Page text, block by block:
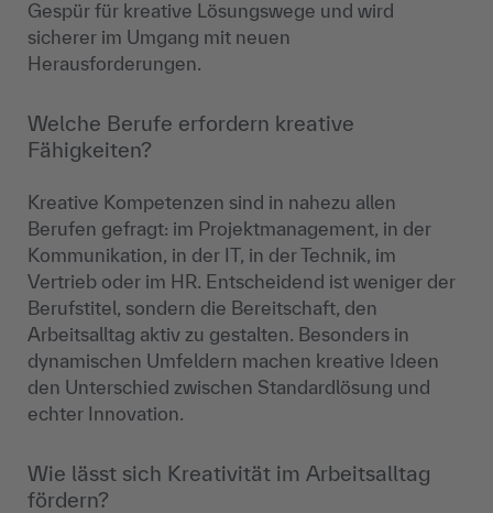
Gespür für kreative Lösungswege und wird
sicherer im Umgang mit neuen
Herausforderungen.
Welche Berufe erfordern kreative
Fähigkeiten?
Kreative Kompetenzen sind in nahezu allen
Berufen gefragt: im Projektmanagement, in der
Kommunikation, in der IT, in der Technik, im
Vertrieb oder im HR. Entscheidend ist weniger der
Berufstitel, sondern die Bereitschaft, den
Arbeitsalltag aktiv zu gestalten. Besonders in
dynamischen Umfeldern machen kreative Ideen
den Unterschied zwischen Standardlösung und
echter Innovation.
Wie lässt sich Kreativität im Arbeitsalltag
fördern?